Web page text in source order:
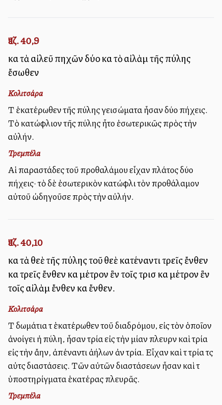
Ἰεζ. 40,9
καὶ τὰ αἰλεῦ πηχῶν δύο καὶ τὸ αἰλὰμ τῆς πύλης
ἔσωθεν
Κολιτσάρα
Τὰ ἑκατέρωθεν τῆς πύλης γεισώματα ἦσαν δύο πήχεις.
Τὸ κατώφλιον τῆς πύλης ἦτο ἐσωτερικῶς πρὸς τὴν
αὐλήν.
Τρεμπέλα
Αἱ παραστάδες τοῦ προθαλάμου εἶχαν πλάτος δύο
πήχεις· τὸ δὲ ἐσωτερικὸν κατώφλι τὸν προθάλαμον
αὐτοῦ ὠδηγοῦσε πρὸς τὴν αὐλήν.
Ἰεζ. 40,10
καὶ τὰ θεὲ τῆς πύλης τοῦ θεὲ κατέναντι τρεῖς ἔνθεν
καὶ τρεῖς ἔνθεν καὶ μέτρον ἓν τοῖς τρισὶ καὶ μέτρον ἓν
τοῖς αἰλὰμ ἔνθεν καὶ ἔνθεν.
Κολιτσάρα
Τὰ δωμάτια τὰ ἑκατέρωθεν τοῦ διαδρόμου, εἰς τὸν ὁποῖον
ἀνοίγει ἡ πύλη, ἦσαν τρία εἰς τὴν μίαν πλευρὰν καὶ τρία
εἰς τὴν ἄλλην, ἀπέναντι ἀλλήλων ἀνὰ τρία. Εἶχαν καὶ τὰ τρία τὰς
αὐτὰς διαστάσεις. Τῶν αὐτῶν διαστάσεων ἦσαν καὶ τὰ
ὑποστηρίγματα ἑκατέρας πλευρᾶς.
Τρεμπέλα